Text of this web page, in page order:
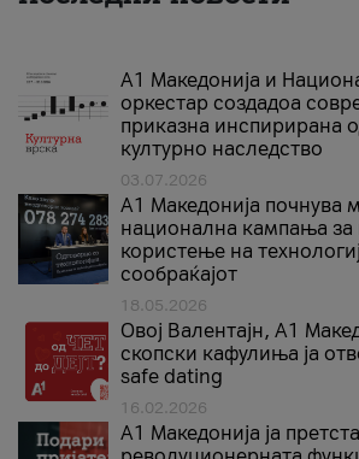
А1 Македонија и
оркестар создадоа
приказна инспирирана
културно наследство
03.07.2026
A1 Македонија почнува
национална кампања за
користење на
сообраќајот
18.05.2026
Овој Валентајн, A1
скопски кафулиња ја
safe dating
16.02.2026
А1 Македонија ја